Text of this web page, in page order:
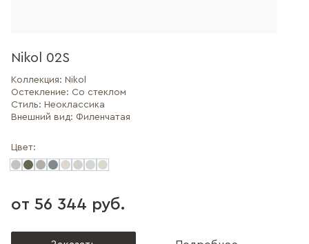
Nikol 02S
Коллекция: Nikol
Остекление: Со стеклом
Стиль: Неоклассика
Внешний вид: Филенчатая
Цвет:
от 56 344 руб.